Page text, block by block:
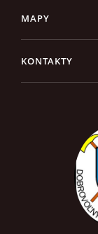
MAPY
KONTAKTY